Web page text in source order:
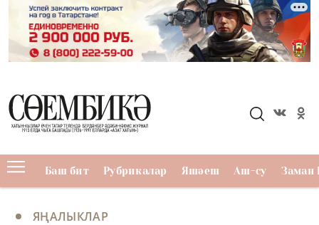
Баш бит Рубрикалар Яшәеш Аш-су Заман
ЯҢАЛЫКЛАР